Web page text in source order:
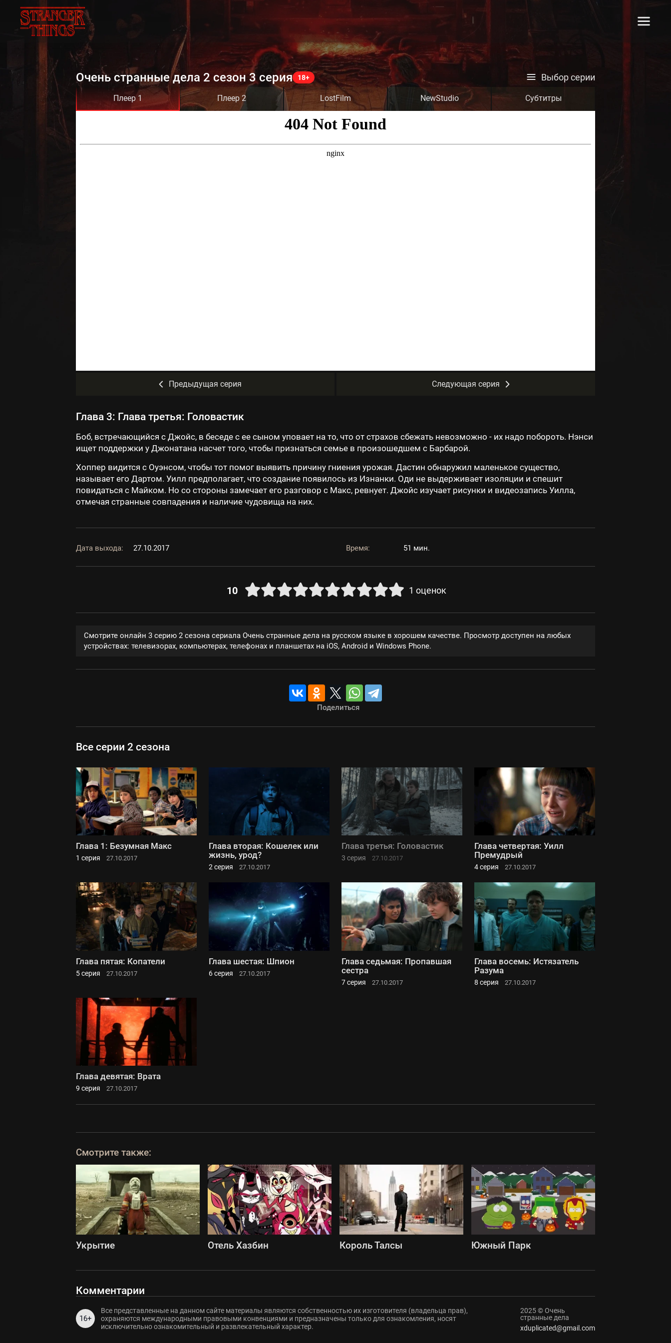
Очень странные дела 2 сезон 3 серия Выбор серии
Плеер 1 Плеер 2 LostFilm NewStudio Субтитры
Предыдущая серия Следующая серия
Глава 3: Глава третья: Головастик
Боб, встречающийся с Джойс, в беседе с ее сыном уповает на то, что от страхов сбежать невозможно - их надо побороть. Нэнси
ищет поддержки у Джонатана насчет того, чтобы признаться семье в произошедшем с Барбарой.
Хоппер видится с Оуэнсом, чтобы тот помог выявить причину гниения урожая. Дастин обнаружил маленькое существо,
называет его Дартом. Уилл предполагает, что создание появилось из Изнанки. Оди не выдерживает изоляции и спешит
повидаться с Майком. Но со стороны замечает его разговор с Макс, ревнует. Джойс изучает рисунки и видеозапись Уилла,
отмечая странные совпадения и наличие чудовища на них.
Дата выхода: 27.10.2017 Время: 51 мин.
10 1 оценок
Смотрите онлайн 3 серию 2 сезона сериала Очень странные дела на русском языке в хорошем качестве. Просмотр доступен на любых
устройствах: телевизорах, компьютерах, телефонах и планшетах на iOS, Android и Windows Phone.
Поделиться
Все серии 2 сезона
Глава 1: Безумная Макс
1 серия 27.10.2017
Глава вторая: Кошелек или
жизнь, урод?
2 серия 27.10.2017
Глава третья: Головастик
3 серия 27.10.2017
Глава четвертая: Уилл
Премудрый
4 серия 27.10.2017
Глава пятая: Копатели
5 серия 27.10.2017
Глава шестая: Шпион
6 серия 27.10.2017
Глава седьмая: Пропавшая
сестра
7 серия 27.10.2017
Глава восемь: Истязатель
Разума
8 серия 27.10.2017
Глава девятая: Врата
9 серия 27.10.2017
Смотрите также:
Укрытие Отель Хазбин Король Талсы Южный Парк
Комментарии
16+
Все представленные на данном сайте материалы являются собственностью их изготовителя (владельца прав),
охраняются международными правовыми конвенциями и предназначены только для ознакомления, носят
исключительно ознакомительный и развлекательный характер.
2025 © Очень
странные дела
xduplicated@gmail.com